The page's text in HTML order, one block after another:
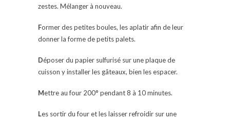
zestes. Mélanger à nouveau.
Former des petites boules, les aplatir afin de leur
donner la forme de petits palets.
Déposer du papier sulfurisé sur une plaque de
cuisson y installer les gâteaux, bien les espacer.
Mettre au four 200° pendant 8 à 10 minutes.
Les sortir du four et les laisser refroidir sur une